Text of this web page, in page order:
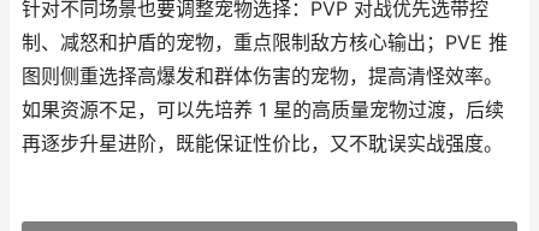
针对不同场景也要调整宠物选择：PVP 对战优先选带控
制、减怒和护盾的宠物，重点限制敌方核心输出；PVE 推
图则侧重选择高爆发和群体伤害的宠物，提高清怪效率。
如果资源不足，可以先培养 1 星的高质量宠物过渡，后续
再逐步升星进阶，既能保证性价比，又不耽误实战强度。